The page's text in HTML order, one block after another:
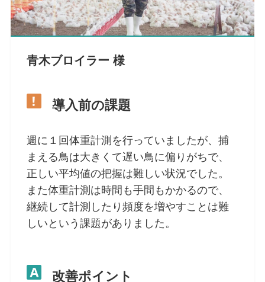
青木ブロイラー 様
導入前の課題
週に１回体重計測を行っていましたが、捕
まえる鳥は大きくて遅い鳥に偏りがちで、
正しい平均値の把握は難しい状況でした。
また体重計測は時間も手間もかかるので、
継続して計測したり頻度を増やすことは難
しいという課題がありました。
改善ポイント